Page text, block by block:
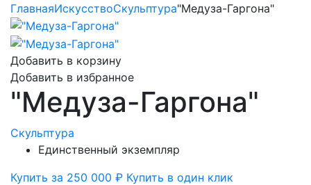
ГлавнаяИскусствоСкульптура"Медуза-Гаргона"
Добавить в корзину
Добавить в избранное
"Медуза-Гаргона"
Скульптура
Единственный экземпляр
Купить за 250 000 ₽ Купить в один клик